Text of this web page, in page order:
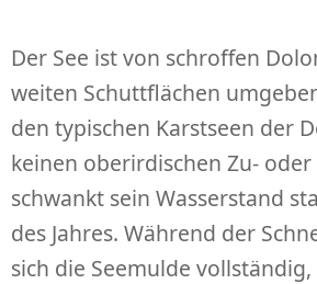
Der See ist von schroffen
weiten Schuttflächen
den typischen Karstseen der
keinen oberirdischen Zu-
schwankt sein Wasserstand
des Jahres. Während der
sich die Seemulde